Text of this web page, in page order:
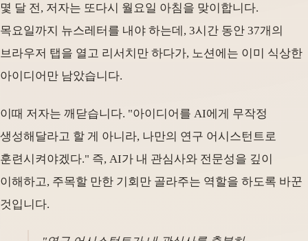
몇 달 전, 저자는 또다시 월요일 아침을 맞이합니다.
목요일까지 뉴스레터를 내야 하는데, 3시간 동안 37개의
브라우저 탭을 열고 리서치만 하다가, 노션에는 이미 식상한
아이디어만 남았습니다.
이때 저자는 깨닫습니다. "아이디어를 AI에게 무작정
생성해달라고 할 게 아니라, 나만의 연구 어시스턴트로
훈련시켜야겠다." 즉, AI가 내 관심사와 전문성을 깊이
이해하고, 주목할 만한 기회만 골라주는 역할을 하도록 바꾼
것입니다.